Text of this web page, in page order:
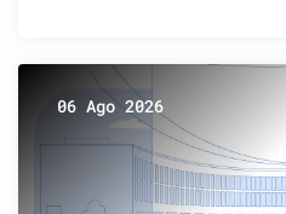
06 Ago 2026